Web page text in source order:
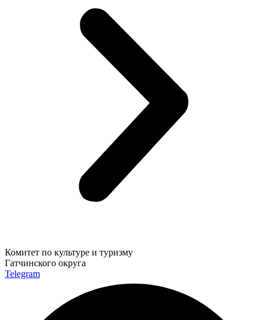
Комитет по культуре и туризму
Гатчинского округа
Telegram